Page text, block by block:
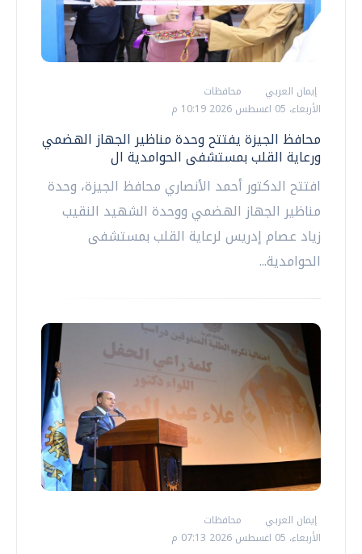
إيمان العربي
محافظات
الأربعاء، 05 اغسطس 2026 10:19 م
محافظ الجيزة يفتتح وحدة مناظير الجهاز الهضمي
ورعاية القلب بمستشفى الحوامدية ال
افتتح الدكتور أحمد الأنصاري محافظ الجيزة، وحدة
مناظير الجهاز الهضمي ووحدة الشهيد النقيب
زياد عصام إدريس لرعاية القلب بمستشفى
الحوامدية...
إيمان العربي
محافظات
الأربعاء، 05 اغسطس 2026 07:13 م